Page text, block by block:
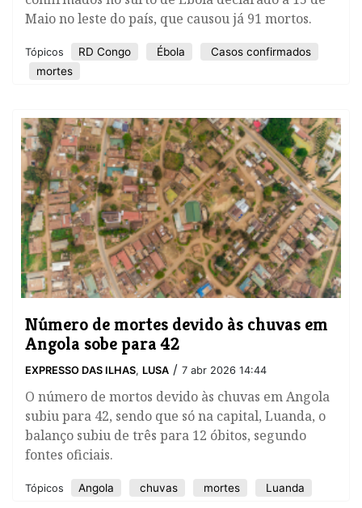
Maio no leste do país, que causou já 91 mortos.
Tópicos RD Congo Ébola
Casos confirmados
mortes
Número de mortes devido às chuvas em
Angola sobe para 42
EXPRESSO DAS ILHAS, LUSA / 7 abr 2026 14:44
O número de mortos devido às chuvas em Angola
subiu para 42, sendo que só na capital, Luanda, o
balanço subiu de três para 12 óbitos, segundo
fontes oficiais.
Tópicos Angola chuvas mortes Luanda